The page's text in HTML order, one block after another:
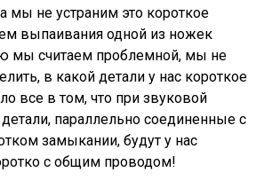
мы не устраним это короткое
выпаивания одной из ножек
мы считаем проблемной, мы не
в какой детали у нас короткое
все в том, что при звуковой
параллельно соединенные с
замыкании, будут у нас
с общим проводом!